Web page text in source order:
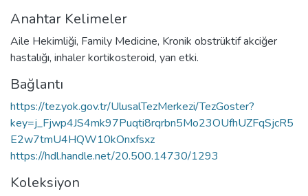
Anahtar Kelimeler
Aile Hekimliği, Family Medicine, Kronik obstrüktif akciğer
hastalığı, inhaler kortikosteroid, yan etki.
Bağlantı
https://tez.yok.gov.tr/UlusalTezMerkezi/TezGoster?
key=j_Fjwp4JS4mk97Puqti8rqrbn5Mo23OUfhUZFqSjcR5
E2w7tmU4HQW10kOnxfsxz
https://hdl.handle.net/20.500.14730/1293
Koleksiyon